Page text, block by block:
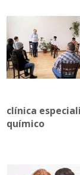
clínica
químico